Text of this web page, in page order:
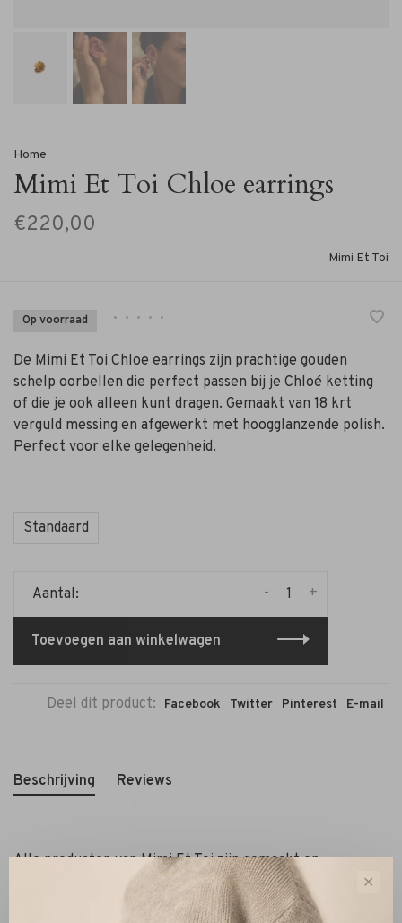
Home
Mimi Et Toi Chloe earrings
€220,00
Mimi Et Toi
Op voorraad • • • • •
De Mimi Et Toi Chloe earrings zijn prachtige gouden
schelp oorbellen die perfect passen bij je Chloé ketting
of die je ook alleen kunt dragen. Gemaakt van 18 krt
verguld messing en afgewerkt met hoogglanzende polish.
Perfect voor elke gelegenheid.
Standaard
Aantal: +
-
Toevoegen aan winkelwagen
Deel dit product: Facebook Twitter Pinterest E-mail
Beschrijving Reviews
Alle producten van Mimi Et Toi zijn gemaakt en
afgewerkt met uitsluitend hoogwaardige materialen.
✕